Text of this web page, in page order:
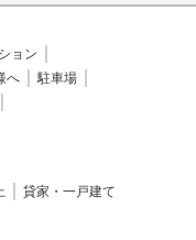
ョン
へ
駐車場
貸家・一戸建て